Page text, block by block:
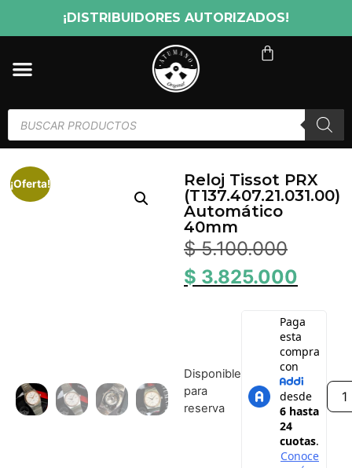
¡DISTRIBUIDORES AUTORIZADOS!
¡Oferta!
Reloj Tissot PRX
(T137.407.21.031.00)
Automático
40mm
$5.100.000
$ 3.825.000
Disponible
para
reserva